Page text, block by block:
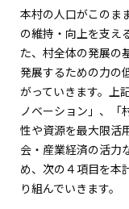
本村の人口がこのま
の維持・向上を支え
た、村全体の発展の
発展するための力の
がっていきます。上
ノベーション」、「
性や資源を最大限活
会・産業経済の活力
め、次の４項目を本
り組んでいきます。